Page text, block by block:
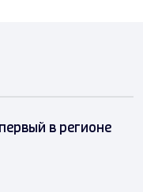
в регионе